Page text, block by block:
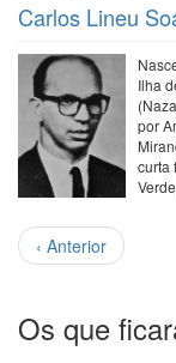
Carlos Lineu
Ilha
por
curta
Paginação
Página
anterior
‹ Anterior
Os que